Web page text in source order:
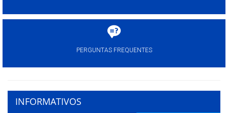
PERGUNTAS FREQUENTES
INFORMATIVOS